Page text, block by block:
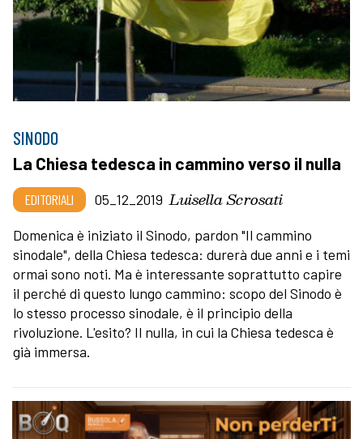
SINODO
La Chiesa tedesca in cammino verso il nulla
EDITORIALI 05_12_2019 Luisella Scrosati
Domenica è iniziato il Sinodo, pardon "Il cammino
sinodale", della Chiesa tedesca: durerà due anni e i temi
ormai sono noti. Ma è interessante soprattutto capire
il perché di questo lungo cammino: scopo del Sinodo è
lo stesso processo sinodale, è il principio della
rivoluzione. L'esito? Il nulla, in cui la Chiesa tedesca è
già immersa.